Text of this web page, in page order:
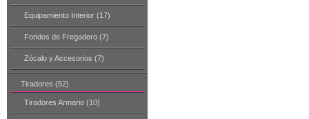
Equipamiento Interior (17)
Fondos de Fregadero (7)
Zócalo y Accesorios (7)
Tiradores (52)
Tiradores Armario (10)